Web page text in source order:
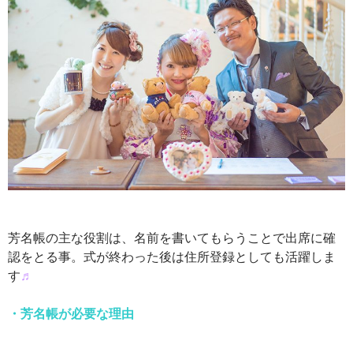
芳名帳の主な役割は、名前を書いてもらうことで出席に確
認をとる事。式が終わった後は住所登録としても活躍しま
す♬
・芳名帳が必要な理由